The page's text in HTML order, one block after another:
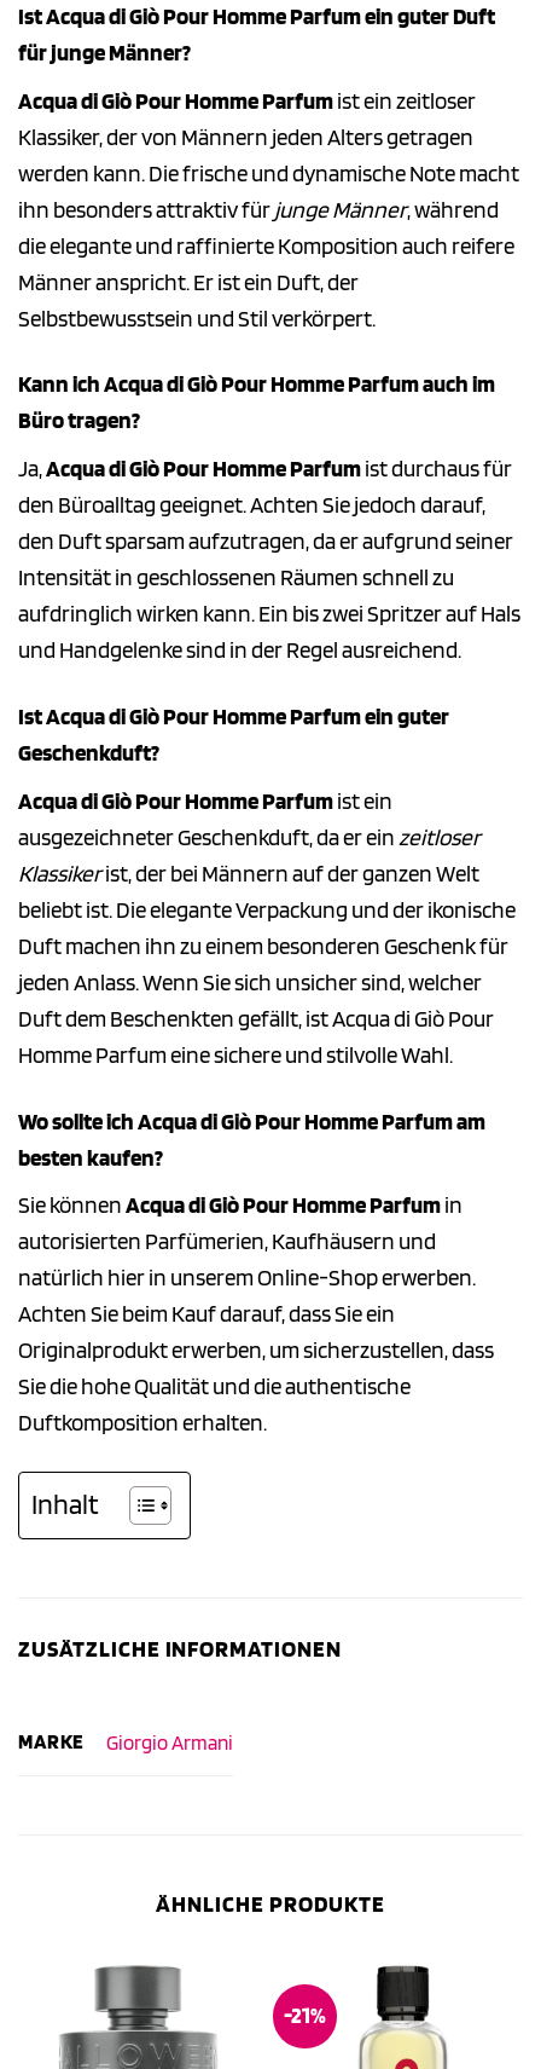
Ist Acqua di Giò Pour Homme Parfum ein guter Duft
für junge Männer?
Acqua di Giò Pour Homme Parfumist ein zeitloser
Klassiker, der von Männern jeden Alters getragen
werden kann. Die frische und dynamische Note macht
ihn besonders attraktiv fürjunge Männer, während
die elegante und raffinierte Komposition auch reifere
Männer anspricht. Er ist ein Duft, der
Selbstbewusstsein und Stil verkörpert.
Kann ich Acqua di Giò Pour Homme Parfum auch im
Büro tragen?
Ja,Acqua di Giò Pour Homme Parfumist durchaus für
den Büroalltag geeignet. Achten Sie jedoch darauf,
den Duft sparsam aufzutragen, da er aufgrund seiner
Intensität in geschlossenen Räumen schnell zu
aufdringlich wirken kann. Ein bis zwei Spritzer auf Hals
und Handgelenke sind in der Regel ausreichend.
Ist Acqua di Giò Pour Homme Parfum ein guter
Geschenkduft?
Acqua di Giò Pour Homme Parfumist ein
ausgezeichneter Geschenkduft, da er einzeitloser
Klassikerist, der bei Männern auf der ganzen Welt
beliebt ist. Die elegante Verpackung und der ikonische
Duft machen ihn zu einem besonderen Geschenk für
jeden Anlass. Wenn Sie sich unsicher sind, welcher
Duft dem Beschenkten gefällt, ist Acqua di Giò Pour
Homme Parfum eine sichere und stilvolle Wahl.
Wo sollte ich Acqua di Giò Pour Homme Parfum am
besten kaufen?
Sie könnenAcqua di Giò Pour Homme Parfumin
autorisierten Parfümerien, Kaufhäusern und
natürlich hier in unserem Online-Shop erwerben.
Achten Sie beim Kauf darauf, dass Sie ein
Originalprodukt erwerben, um sicherzustellen, dass
Sie die hohe Qualität und die authentische
Duftkomposition erhalten.
Inhalt
ZUSÄTZLICHE INFORMATIONEN
MARKE Giorgio Armani
ÄHNLICHE PRODUKTE
-21%